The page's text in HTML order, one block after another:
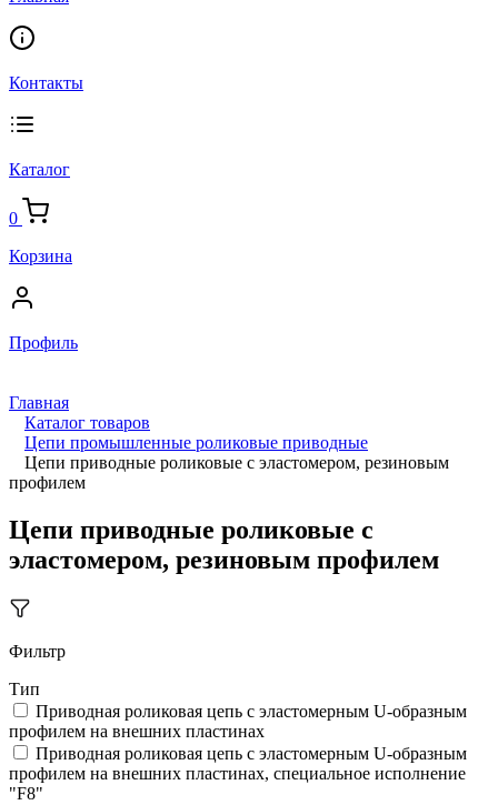
Контакты
Каталог
0
Корзина
Профиль
Главная
Каталог товаров
Цепи промышленные роликовые приводные
Цепи приводные роликовые с эластомером, резиновым
профилем
Цепи приводные роликовые с
эластомером, резиновым профилем
Фильтр
Тип
Приводная роликовая цепь с эластомерным U-образным
профилем на внешних пластинах
Приводная роликовая цепь с эластомерным U-образным
профилем на внешних пластинах, специальное исполнение
"F8"